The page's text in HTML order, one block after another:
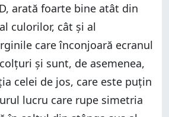
arată foarte bine atât din
culorilor, cât și al
care înconjoară ecranul
și sunt, de asemenea,
celei de jos, care este puțin
lucru care rupe simetria